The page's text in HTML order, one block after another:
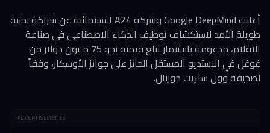
أعلنت Google DeepMind وشركة A24 السينمائية عن شراكة بحثية
طويلة الأمد لاستكشاف توظيف الذكاء الاصطناعي في صناعة
الأفلام، مدعومة باستثمار تبلغ قيمته نحو 75 مليون دولار من
غوغل في الاستديو المستقل الحائز على جوائز الأوسكار، وفقاً
لصحيفة وول ستريت جورنال.
ADVERTISEMENTS